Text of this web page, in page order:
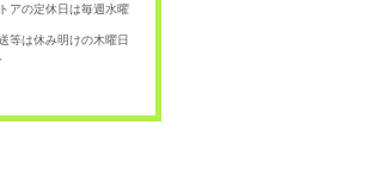
アの定休日は毎週水曜
等は休み明けの木曜日